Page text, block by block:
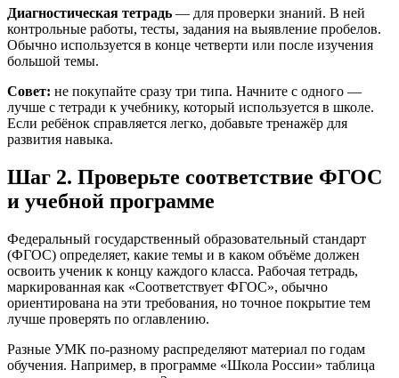
Диагностическая тетрадь — для проверки знаний. В ней
контрольные работы, тесты, задания на выявление пробелов.
Обычно используется в конце четверти или после изучения
большой темы.
Совет: не покупайте сразу три типа. Начните с одного —
лучше с тетради к учебнику, который используется в школе.
Если ребёнок справляется легко, добавьте тренажёр для
развития навыка.
Шаг 2. Проверьте соответствие ФГОС
и учебной программе
Федеральный государственный образовательный стандарт
(ФГОС) определяет, какие темы и в каком объёме должен
освоить ученик к концу каждого класса. Рабочая тетрадь,
маркированная как «Соответствует ФГОС», обычно
ориентирована на эти требования, но точное покрытие тем
лучше проверять по оглавлению.
Разные УМК по-разному распределяют материал по годам
обучения. Например, в программе «Школа России» таблица